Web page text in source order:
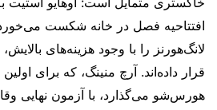
افتتاحیه فصل در خانه شکست
لانگ‌هورنز را با وجود هزینه‌های
قرار داده‌اند. آرچ منینگ، که برای
هورس‌شو می‌گذارد، با آزمون نهایی